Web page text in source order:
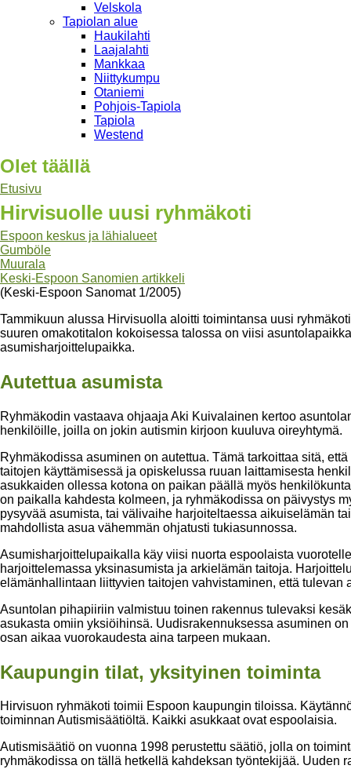
Velskola
Tapiolan alue
Haukilahti
Laajalahti
Mankkaa
Niittykumpu
Otaniemi
Pohjois-Tapiola
Tapiola
Westend
Olet täällä
Etusivu
Hirvisuolle uusi ryhmäkoti
Espoon keskus ja lähialueet
Gumböle
Muurala
Keski-Espoon Sanomien artikkeli
(Keski-Espoon Sanomat 1/2005)
Tammikuun alussa Hirvisuolla aloitti toimintansa uusi
suuren omakotitalon kokoisessa talossa on viisi
asumisharjoittelupaikka.
Autettua asumista
Ryhmäkodin vastaava ohjaaja Aki Kuivalainen kertoo
henkilöille, joilla on jokin autismin kirjoon kuuluva oireyhtymä.
Ryhmäkodissa asuminen on autettua. Tämä tarkoittaa sitä,
taitojen käyttämisessä ja opiskelussa ruuan laittamisesta
asukkaiden ollessa kotona on paikan päällä myös
on paikalla kahdesta kolmeen, ja ryhmäkodissa on päivystys
pysyvää asumista, tai välivaihe harjoiteltaessa aikuiselämän
mahdollista asua vähemmän ohjatusti tukiasunnossa.
Asumisharjoittelupaikalla käy viisi nuorta espoolaista
harjoittelemassa yksinasumista ja arkielämän taitoja.
elämänhallintaan liittyvien taitojen vahvistaminen, että tulevan
Asuntolan pihapiiriin valmistuu toinen rakennus tulevaksi
asukasta omiin yksiöihinsä. Uudisrakennuksessa asuminen
osan aikaa vuorokaudesta aina tarpeen mukaan.
Kaupungin tilat, yksityinen toiminta
Hirvisuon ryhmäkoti toimii Espoon kaupungin tiloissa.
toiminnan Autismisäätiöltä. Kaikki asukkaat ovat espoolaisia.
Autismisäätiö on vuonna 1998 perustettu säätiö, jolla on
ryhmäkodissa on tällä hetkellä kahdeksan työntekijää. Uuden